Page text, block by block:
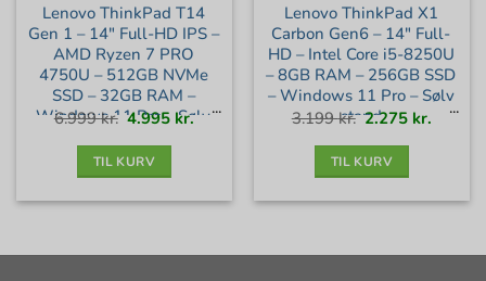
Lenovo ThinkPad T14
Gen 1 – 14″ Full-HD IPS –
AMD Ryzen 7 PRO
4750U – 512GB NVMe
SSD – 32GB RAM –
Windows 11 Pro – Sølv
6.999kr. Den
oprindelige
pris
4.995 kr.Den
TIL KURV
Lenovo ThinkPad X1
Carbon Gen6 – 14″ Full-
HD – Intel Core i5-8250U
– 8GB RAM – 256GB SSD
– Windows 11 Pro – Sølv
stand
3.199kr. Den
oprindelige
pris
2.275 kr. Den
TIL KURV